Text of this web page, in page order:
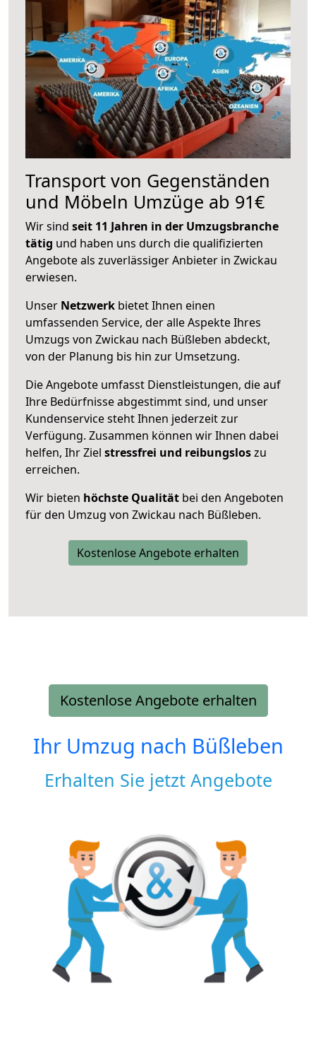
Transport von Gegenständen
und Möbeln Umzüge ab 91€
Wir sind seit 11 Jahren in der Umzugsbranche
tätig und haben uns durch die qualifizierten
Angebote als zuverlässiger Anbieter in Zwickau
erwiesen.
Unser Netzwerk bietet Ihnen einen
umfassenden Service, der alle Aspekte Ihres
Umzugs von Zwickau nach Büßleben abdeckt,
von der Planung bis hin zur Umsetzung.
Die Angebote umfasst Dienstleistungen, die auf
Ihre Bedürfnisse abgestimmt sind, und unser
Kundenservice steht Ihnen jederzeit zur
Verfügung. Zusammen können wir Ihnen dabei
helfen, Ihr Ziel stressfrei und reibungsloszu
erreichen.
Wir bieten höchste Qualität bei den Angeboten
für den Umzug von Zwickau nach Büßleben.
Kostenlose Angebote erhalten
Kostenlose Angebote erhalten
Ihr Umzug nach Büßleben
Erhalten Sie jetzt Angebote